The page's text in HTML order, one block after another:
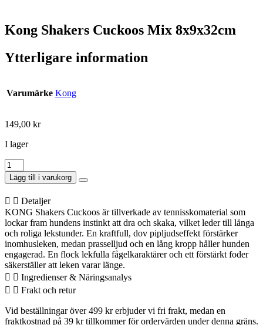
Kong Shakers Cuckoos Mix 8x9x32cm
Ytterligare information
Varumärke Kong
149,00 kr
I lager
Kong
Shakers
Cuckoos
Mix
8x9x32cm
mängd
Lägg till i varukorg
Detaljer
KONG Shakers Cuckoos är tillverkade av tennisskomaterial som
lockar fram hundens instinkt att dra och skaka, vilket leder till långa
och roliga lekstunder. En kraftfull, dov pipljudseffekt förstärker
inomhusleken, medan prasselljud och en lång kropp håller hunden
engagerad. En flock lekfulla fågelkaraktärer och ett förstärkt foder
säkerställer att leken varar länge.
Ingredienser & Näringsanalys
Frakt och retur
Vid beställningar över 499 kr erbjuder vi fri frakt, medan en
fraktkostnad på 39 kr tillkommer för ordervärden under denna gräns.